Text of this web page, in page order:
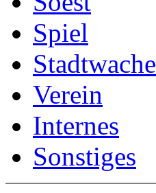
Spiel
Stadtwache
Verein
Internes
Sonstiges